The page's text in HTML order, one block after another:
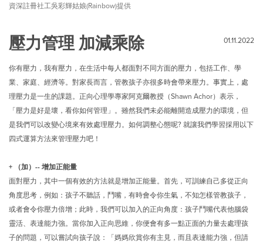
資深註冊社工吳彩輝姑娘(Rainbow)提供
壓力管理 加減乘除 01.11.2022
你有壓力，我有壓力，在生活中每人都面對不同方面的壓力，包括工作、學
業、家庭、經濟等。對家長而言，管教孩子亦很多時會帶來壓力。事實上，處
理壓力是一生的課題。正向心理學專家阿克爾教授（Shawn Achor）表示，
「壓力是好是壞，看你如何管理」。雖然我們未必能離開造成壓力的環境，但
是我們可以改變心境來有效處理壓力。如何調整心態呢? 就讓我們學習採用以下
四式運算方法來管理壓力吧！
+ （加）-- 增加正能量
面對壓力，其中一個有效的方法就是增加正能量。首先，可訓練自己多從正向
角度思考，例如：孩子不聽話，鬥嘴，有時會令你生氣，不知怎樣管教孩子，
或者會令你壓力倍增；此時，我們可以加入的正向角度：孩子鬥嘴代表他腦袋
靈活、表達能力強。當你加入正向思維，你便會有多一點正面的力量去處理孩
子的問題，可以嘗試向孩子說：「媽媽欣賞你有主見，而且表達能力強，但請